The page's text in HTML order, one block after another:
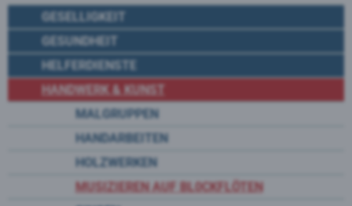
GESELLIGKEIT
GESUNDHEIT
HELFERDIENSTE
HANDWERK & KUNST
MALGRUPPEN
HANDARBEITEN
HOLZWERKEN
MUSIZIEREN AUF BL0CKFLÖTEN